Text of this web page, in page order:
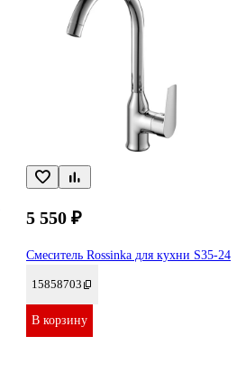
5 550 ₽
Смеситель Rossinka для кухни S35-24
15858703
В корзину